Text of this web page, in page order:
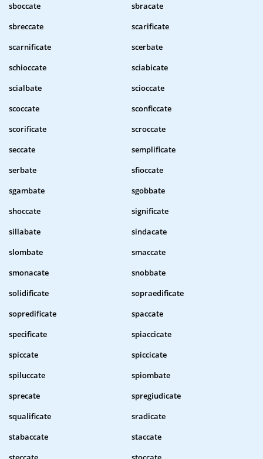
sboccate
sbracate
sbreccate
scarificate
scarnificate
scerbate
schioccate
sciabicate
scialbate
scioccate
scoccate
sconficcate
scorificate
scroccate
seccate
semplificate
serbate
sfioccate
sgambate
sgobbate
shoccate
significate
sillabate
sindacate
slombate
smaccate
smonacate
snobbate
solidificate
sopraedificate
sopredificate
spaccate
specificate
spiaccicate
spiccate
spiccicate
spiluccate
spiombate
sprecate
spregiudicate
squalificate
sradicate
stabaccate
staccate